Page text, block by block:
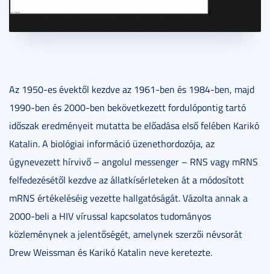
Az 1950-es évektől kezdve az 1961-ben és 1984-ben, majd
1990-ben és 2000-ben bekövetkezett fordulópontig tartó
időszak eredményeit mutatta be előadása első felében Karikó
Katalin. A biológiai információ üzenethordozója, az
úgynevezett hírvivő – angolul messenger – RNS vagy mRNS
felfedezésétől kezdve az állatkísérleteken át a módosított
mRNS értékeléséig vezette hallgatóságát. Vázolta annak a
2000-beli a HIV vírussal kapcsolatos tudományos
közleménynek a jelentőségét, amelynek szerzői névsorát
Drew Weissman és Karikó Katalin neve keretezte.